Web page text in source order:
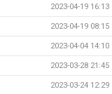
2023-04-19 16:13
2023-04-19 08:15
2023-04-04 14:10
2023-03-28 21:45
2023-03-24 12:29